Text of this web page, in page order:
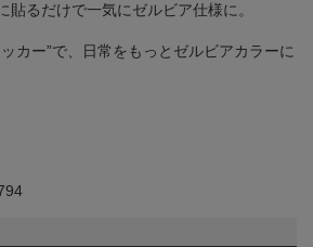
貼るだけで一気にゼルビア仕様に。
カー”で、日常をもっとゼルビアカラーに